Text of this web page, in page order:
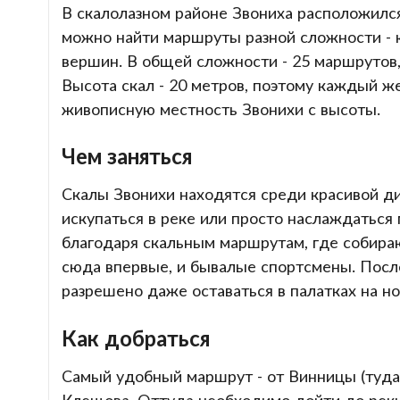
В скалолазном районе Звониха
можно найти маршруты разной сложности -
вершин. В общей сложности - 25 маршрутов,
Высота скал - 20 метров, поэтому каждый
живописную местность Звонихи с высоты.
Чем заняться
Скалы Звонихи находятся среди красивой
искупаться в реке или просто
благодаря скальным маршрутам, где
сюда впервые, и бывалые спортсмены.
разрешено даже оставаться в палатках на
Как добраться
Самый удобный маршрут - от Винницы